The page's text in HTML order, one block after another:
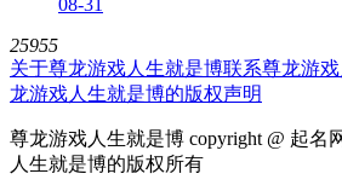
25955
关于尊龙游戏人生就是博联系尊龙游
龙游戏人生就是博的版权声明
尊龙游戏人生就是博 copyright @ 起名
人生就是博的版权所有